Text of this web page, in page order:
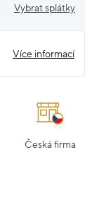
Vybrat splátky
Více informací
Česká firma